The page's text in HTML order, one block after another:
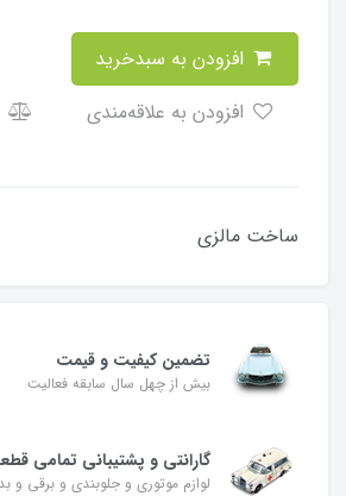
ساخت مالزی
تضمین کیفیت و قیمت
بیش از چهل سال سابقه فعالیت
گارانتی و پشتیبانی تمامی
لوازم موتوری و جلوبندی و برقی و